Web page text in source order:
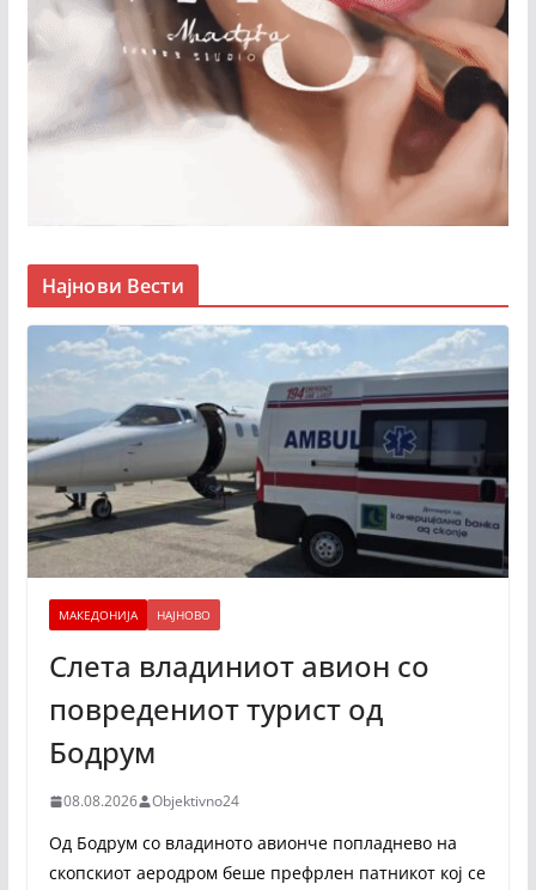
Најнови Вести
МАКЕДОНИЈА НАЈНОВО
Слета владиниот авион со
повредениот турист од
Бодрум
08.08.2026 Objektivno24
Од Бодрум со владиното авионче попладнево на
скопскиот аеродром беше префрлен патникот кој се